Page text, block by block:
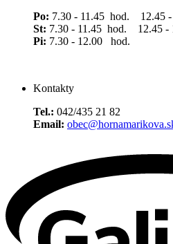
Po: 7.30 - 11.45 hod. 12.45 -
St: 7.30 - 11.45 hod. 12.45 -
Pi: 7.30 - 12.00 hod.
Kontakty
Tel.: 042/435 21 82
Email: